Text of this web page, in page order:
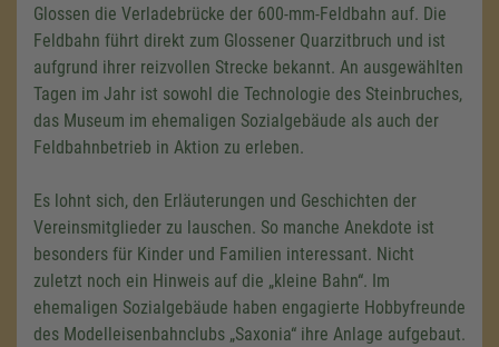
Glossen die Verladebrücke der 600-mm-Feldbahn auf. Die
Feldbahn führt direkt zum Glossener Quarzitbruch und ist
aufgrund ihrer reizvollen Strecke bekannt. An ausgewählten
Tagen im Jahr ist sowohl die Technologie des Steinbruches,
das Museum im ehemaligen Sozialgebäude als auch der
Feldbahnbetrieb in Aktion zu erleben.
Es lohnt sich, den Erläuterungen und Geschichten der
Vereinsmitglieder zu lauschen. So manche Anekdote ist
besonders für Kinder und Familien interessant. Nicht
zuletzt noch ein Hinweis auf die „kleine Bahn“. Im
ehemaligen Sozialgebäude haben engagierte Hobbyfreunde
des Modelleisenbahnclubs „Saxonia“ ihre Anlage aufgebaut.